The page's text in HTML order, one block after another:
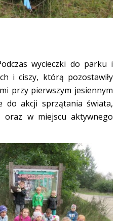
wycieczki do parku i
i ciszy, którą pozostawiły
przy pierwszym jesiennym
do akcji sprzątania świata,
w miejscu aktywnego